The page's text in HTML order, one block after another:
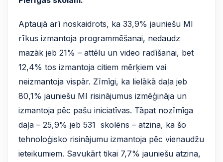
Aptaujā arī noskaidrots, ka 33,9% jauniešu MI
rīkus izmantoja programmēšanai, nedaudz
mazāk jeb 21% – attēlu un video radīšanai, bet
12,4% tos izmantoja citiem mērķiem vai
neizmantoja vispār. Zīmīgi, ka lielākā daļa jeb
80,1% jauniešu MI risinājumus izmēģināja un
izmantoja pēc pašu iniciatīvas. Tāpat nozīmīga
daļa – 25,9% jeb 531 skolēns – atzina, ka šo
tehnoloģisko risinājumu izmantoja pēc vienaudžu
ieteikumiem. Savukārt tikai 7,7% jauniešu atzina,